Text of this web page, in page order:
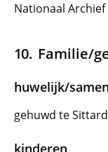
Nationaal Archief
Familie/
huwelijk/
gehuwd te
kinderen